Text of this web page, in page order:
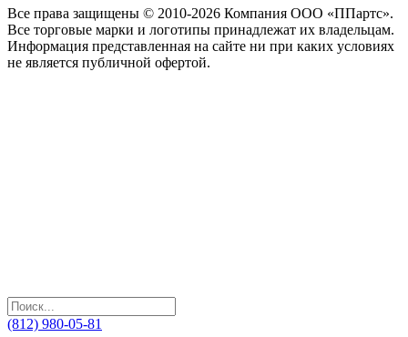
Все права защищены © 2010-2026 Компания ООО «ППартс».
Все торговые марки и логотипы принадлежат их владельцам.
Информация представленная на сайте ни при каких условиях
не является публичной офертой.
(812) 980-05-81